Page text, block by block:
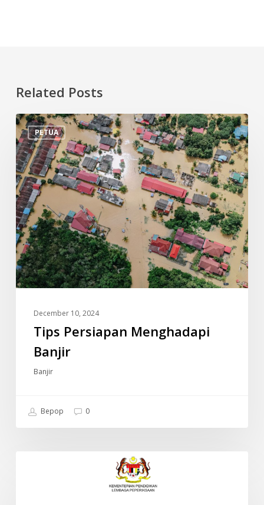
Related Posts
PETUA
Tips
Persiapan
Menghadapi
Banjir
December 10, 2024
Tips Persiapan Menghadapi
Banjir
Banjir
Bepop 0